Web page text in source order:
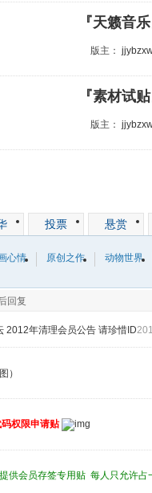
『天籁音乐
版主：
『素材试贴
版主：
投票 悬赏
心情 原创之作 动物世界
回复
2012年清理会员公告 请珍惜ID
）
权限申请贴
供会员存签专用贴 每人只允许占